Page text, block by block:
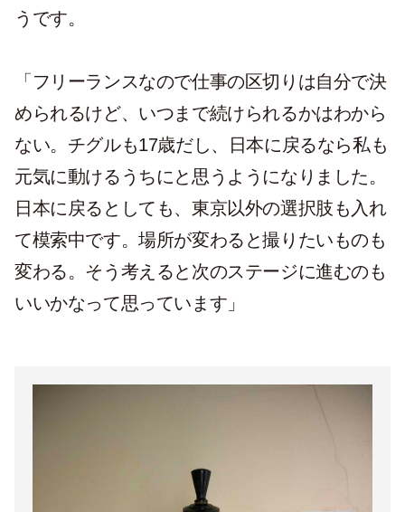
うです。
「フリーランスなので仕事の区切りは自分で決
められるけど、いつまで続けられるかはわから
ない。チグルも17歳だし、日本に戻るなら私も
元気に動けるうちにと思うようになりました。
日本に戻るとしても、東京以外の選択肢も入れ
て模索中です。場所が変わると撮りたいものも
変わる。そう考えると次のステージに進むのも
いいかなって思っています」